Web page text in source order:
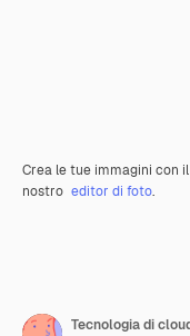
Crea le tue immagini con il
nostro editor di foto.